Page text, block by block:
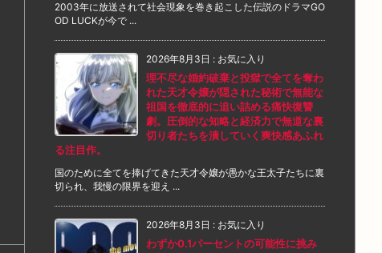
2003年に放送されて社会現象を巻き起こした伝説のドラマGO
OD LUCKが今で ...
2026年8月3日 : お気に入り
理不尽な婚約破棄と投獄で全てを奪わ
れた天才令嬢が隠された秘術で無能な
祖国を徹底的に追い詰める痛快復讐
劇。圧倒的な知略と経済力で無道な裏
切り者たちを潰していく爽快感あふれ
る注目作。
国のために全てを捧げてきた天才令嬢が愚かな王太子たちに裏
切られ、我慢の限界を迎え ...
2026年8月3日 : お気に入り
わずか0.1パーセントの可能性に挑み